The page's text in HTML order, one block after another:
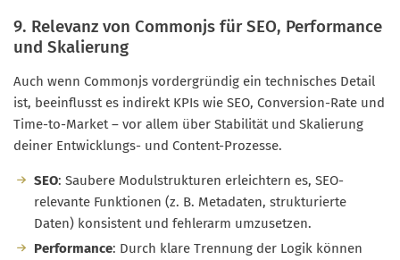
9. Relevanz von Commonjs für SEO, Performance
und Skalierung
Auch wenn Commonjs vordergründig ein technisches Detail
ist, beeinflusst es indirekt KPIs wie SEO, Conversion-Rate und
Time-to-Market – vor allem über Stabilität und Skalierung
deiner Entwicklungs- und Content-Prozesse.
SEO: Saubere Modulstrukturen erleichtern es, SEO-
relevante Funktionen (z. B. Metadaten, strukturierte
Daten) konsistent und fehlerarm umzusetzen.
Performance: Durch klare Trennung der Logik können